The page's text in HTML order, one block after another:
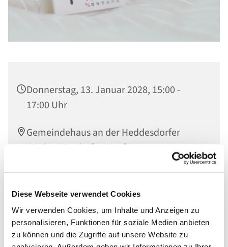
Diese Webseite verwendet Cookies
Wir verwenden Cookies, um Inhalte und Anzeigen zu
personalisieren, Funktionen für soziale Medien anbieten
zu können und die Zugriffe auf unsere Website zu
Donnerstag, 13. Januar 2028, 15:00 -
17:00 Uhr
Gemeindehaus an der Heddesdorfer
Kirche, Dierdorfer Straße 65, 56564